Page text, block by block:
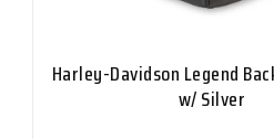
Harley-Davidson Legend
w/ Silver